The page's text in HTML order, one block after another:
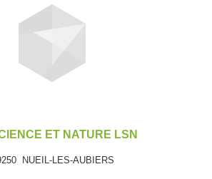
ET NATURE LSN
NUEIL-LES-AUBIERS